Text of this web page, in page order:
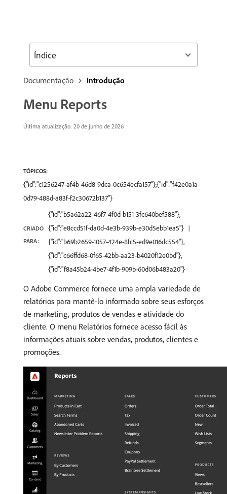
Documentação Introdução
Menu Reports
Última atualização: 20 de junho de 2026
TÓPICOS:
{"id":"c1256247-af4b-46d8-9dca-0c654ecfa157"},{"id":"f42e0a1a-
0d79-488d-a83f-f2c30672b137"}
CRIADO
PARA:
{"id":"b5a62a22-46f7-4f0d-b151-3fc640bef588"},
{"id":"e8ccd51f-da0d-4e3b-939b-e30d5ebb1ea5"}
{"id":"b69b2659-1057-424e-8fc5-ed9e016dc554"},
{"id":"c66ffd68-0f65-42bb-aa23-b4020f12e0bd"},
{"id":"f8a45b24-4be7-4f1b-909b-60d06b483a20"}
O Adobe Commerce fornece uma ampla variedade de
relatórios para mantê-lo informado sobre seus esforços
de marketing, produtos de vendas e atividade do
cliente. O menu Relatórios fornece acesso fácil às
informações atuais sobre vendas, produtos, clientes e
promoções.
Índice